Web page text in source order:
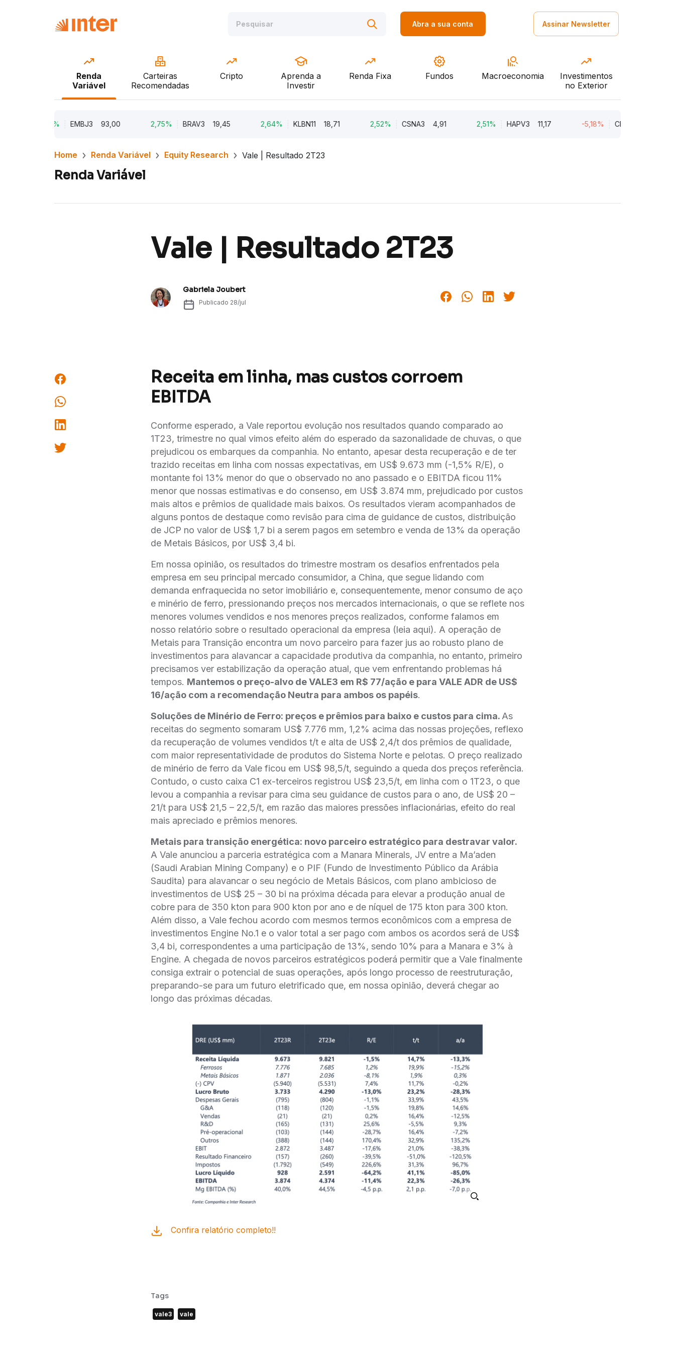
Abra a sua conta Assinar Newsletter
Renda
Variável
Carteiras
Recomendadas
Cripto
Aprenda a
Investir
Renda Fixa Fundos Macroeconomia
Investimentos
no Exterior
EMBJ3 93,00 2,75% BRAV3 19,45 2,64% KLBN11 18,71 2,52% CSNA3 4,91 2,51% HAPV3 11,17 -5,18% CEAB3
Home Renda Variável Equity Research Vale | Resultado 2T23
Renda Variável
Vale | Resultado 2T23
Gabriela Joubert
Publicado 28/jul
Receita em linha, mas custos corroem
EBITDA
Conforme esperado, a Vale reportou evolução nos resultados quando comparado ao
1T23, trimestre no qual vimos efeito além do esperado da sazonalidade de chuvas, o que
prejudicou os embarques da companhia. No entanto, apesar desta recuperação e de ter
trazido receitas em linha com nossas expectativas, em US$ 9.673 mm (-1,5% R/E), o
montante foi 13% menor do que o observado no ano passado e o EBITDA ficou 11%
menor que nossas estimativas e do consenso, em US$ 3.874 mm, prejudicado por custos
mais altos e prêmios de qualidade mais baixos. Os resultados vieram acompanhados de
alguns pontos de destaque como revisão para cima de guidance de custos, distribuição
de JCP no valor de US$ 1,7 bi a serem pagos em setembro e venda de 13% da operação
de Metais Básicos, por US$ 3,4 bi.
Em nossa opinião, os resultados do trimestre mostram os desafios enfrentados pela
empresa em seu principal mercado consumidor, a China, que segue lidando com
demanda enfraquecida no setor imobiliário e, consequentemente, menor consumo de aço
e minério de ferro, pressionando preços nos mercados internacionais, o que se reflete nos
menores volumes vendidos e nos menores preços realizados, conforme falamos em
nosso relatório sobre o resultado operacional da empresa (leia aqui). A operação de
Metais para Transição encontra um novo parceiro para fazer jus ao robusto plano de
investimentos para alavancar a capacidade produtiva da companhia, no entanto, primeiro
precisamos ver estabilização da operação atual, que vem enfrentando problemas há
tempos. Mantemos o preço-alvo de VALE3 em R$ 77/ação e para VALE ADR de US$
16/ação com a recomendação Neutra para ambos os papéis.
Soluções de Minério de Ferro: preços e prêmios para baixo e custos para cima. As
receitas do segmento somaram US$ 7.776 mm, 1,2% acima das nossas projeções, reflexo
da recuperação de volumes vendidos t/t e alta de US$ 2,4/t dos prêmios de qualidade,
com maior representatividade de produtos do Sistema Norte e pelotas. O preço realizado
de minério de ferro da Vale ficou em US$ 98,5/t, seguindo a queda dos preços referência.
Contudo, o custo caixa C1 ex-terceiros registrou US$ 23,5/t, em linha com o 1T23, o que
levou a companhia a revisar para cima seu guidance de custos para o ano, de US$ 20 –
21/t para US$ 21,5 – 22,5/t, em razão das maiores pressões inflacionárias, efeito do real
mais apreciado e prêmios menores.
Metais para transição energética: novo parceiro estratégico para destravar valor.
A Vale anunciou a parceria estratégica com a Manara Minerals, JV entre a Ma’aden
(Saudi Arabian Mining Company) e o PIF (Fundo de Investimento Público da Arábia
Saudita) para alavancar o seu negócio de Metais Básicos, com plano ambicioso de
investimentos de US$ 25 – 30 bi na próxima década para elevar a produção anual de
cobre para de 350 kton para 900 kton por ano e de níquel de 175 kton para 300 kton.
Além disso, a Vale fechou acordo com mesmos termos econômicos com a empresa de
investimentos Engine No.1 e o valor total a ser pago com ambos os acordos será de US$
3,4 bi, correspondentes a uma participação de 13%, sendo 10% para a Manara e 3% à
Engine. A chegada de novos parceiros estratégicos poderá permitir que a Vale finalmente
consiga extrair o potencial de suas operações, após longo processo de reestruturação,
preparando-se para um futuro eletrificado que, em nossa opinião, deverá chegar ao
longo das próximas décadas.
Confira relatório completo!!
Tags
vale3 vale